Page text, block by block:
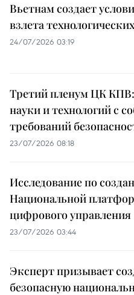
Вьетнам создает
взлета
24/07/2026 03:19
Третий пленум ЦК
науки и технологий с
требований
23/07/2026 08:18
Исследование по
Национальной
цифрового управления
23/07/2026 03:44
Эксперт призывает
безопасную